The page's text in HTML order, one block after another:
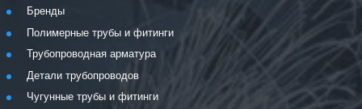
Бренды
Полимерные трубы и фитинги
Трубопроводная арматура
Детали трубопроводов
Чугунные трубы и фитинги